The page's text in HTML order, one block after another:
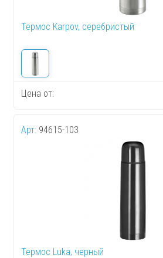
Термос Karpov, серебристый
Цена от:
Арт: 94615-103
Термос Luka, черный